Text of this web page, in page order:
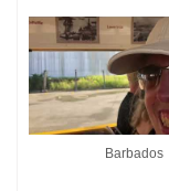
Barbados